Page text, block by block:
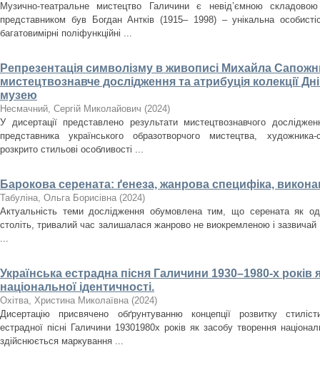
Музично-театральне мистецтво Галичини є невід’ємною
представником був Богдан Антків (1915– 1998) – унікальна
багатовимірні поліфункційні ...
Репрезентація символізму в живописі Михайла
мистецтвознавче дослідження та атрибуція колекції
музею
Несмачний, Сергій Миколайович (2024)
У дисертації представлено результати мистецтвознавчого
представника українського образотворчого мистецтва,
розкрито стильові особливості ...
Барокова серената: ґенеза, жанрова специфіка,
Табуліна, Ольга Борисівна (2024)
Актуальність теми дослідження обумовлена тим, що серената як
століть, тривалий час залишалася жанрово не виокремленою і зазвичай
...
Українська естрадна пісня Галичини 1930–1980-­х років
національної ідентичності.
Охітва, Христина Миколаївна (2024)
Дисертацію присвячено обґрунтуванню концепції розвитку
естрадної пісні Галичини 1930­1980­х років як засобу творення
здійснюється маркування ...